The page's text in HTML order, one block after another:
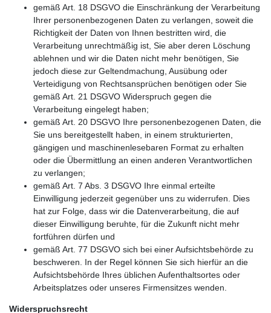
gemäß Art. 18 DSGVO die Einschränkung der Verarbeitung
Ihrer personenbezogenen Daten zu verlangen, soweit die
Richtigkeit der Daten von Ihnen bestritten wird, die
Verarbeitung unrechtmäßig ist, Sie aber deren Löschung
ablehnen und wir die Daten nicht mehr benötigen, Sie
jedoch diese zur Geltendmachung, Ausübung oder
Verteidigung von Rechtsansprüchen benötigen oder Sie
gemäß Art. 21 DSGVO Widerspruch gegen die
Verarbeitung eingelegt haben;
gemäß Art. 20 DSGVO Ihre personenbezogenen Daten, die
Sie uns bereitgestellt haben, in einem strukturierten,
gängigen und maschinenlesebaren Format zu erhalten
oder die Übermittlung an einen anderen Verantwortlichen
zu verlangen;
gemäß Art. 7 Abs. 3 DSGVO Ihre einmal erteilte
Einwilligung jederzeit gegenüber uns zu widerrufen. Dies
hat zur Folge, dass wir die Datenverarbeitung, die auf
dieser Einwilligung beruhte, für die Zukunft nicht mehr
fortführen dürfen und
gemäß Art. 77 DSGVO sich bei einer Aufsichtsbehörde zu
beschweren. In der Regel können Sie sich hierfür an die
Aufsichtsbehörde Ihres üblichen Aufenthaltsortes oder
Arbeitsplatzes oder unseres Firmensitzes wenden.
Widerspruchsrecht